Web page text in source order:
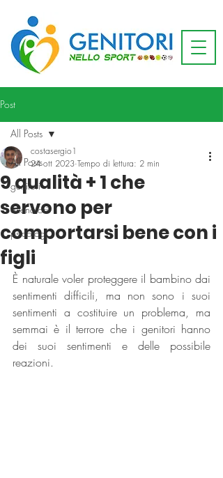
Post
All Posts
genitori
allenatori
psicologi
All Posts
9 qualità + 1 che
servono per
comportarsi bene con i
figli
costasergio1
24 ott 2023 Tempo di lettura: 2 min
È naturale voler proteggere il bambino dai
sentimenti difficili, ma non sono i suoi
sentimenti a costituire un problema, ma
semmai è il terrore che i genitori hanno
dei suoi sentimenti e delle possibile
reazioni.